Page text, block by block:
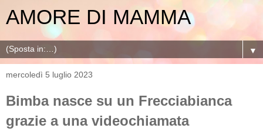
AMORE DI MAMMA
▼
mercoledì 5 luglio 2023
Bimba nasce su un Frecciabianca
grazie a una videochiamata